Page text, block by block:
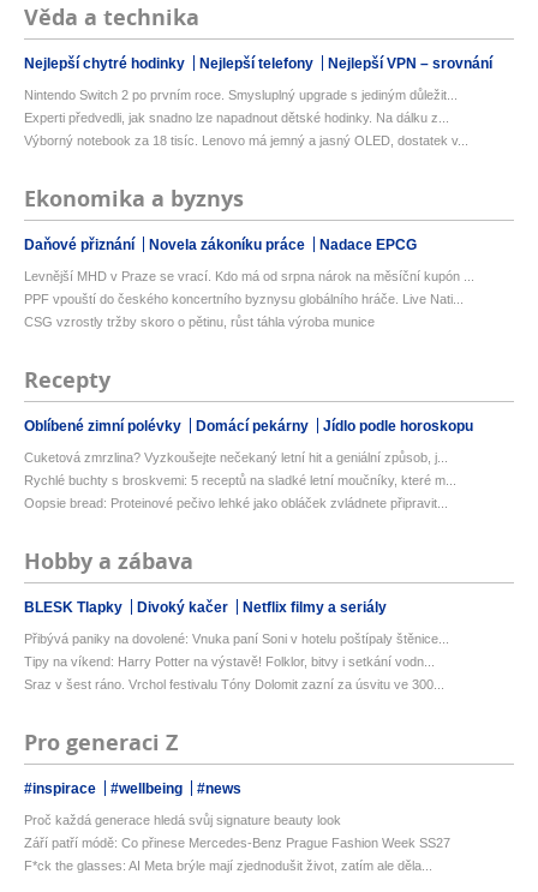
Věda a technika
Nejlepší chytré hodinky Nejlepší telefony Nejlepší VPN – srovnání
Nintendo Switch 2 po prvním roce. Smysluplný upgrade s jediným důležit...
Experti předvedli, jak snadno lze napadnout dětské hodinky. Na dálku z...
Výborný notebook za 18 tisíc. Lenovo má jemný a jasný OLED, dostatek v...
Ekonomika a byznys
Daňové přiznání Novela zákoníku práce Nadace EPCG
Levnější MHD v Praze se vrací. Kdo má od srpna nárok na měsíční kupón ...
PPF vpouští do českého koncertního byznysu globálního hráče. Live Nati...
CSG vzrostly tržby skoro o pětinu, růst táhla výroba munice
Recepty
Oblíbené zimní polévky Domácí pekárny Jídlo podle horoskopu
Cuketová zmrzlina? Vyzkoušejte nečekaný letní hit a geniální způsob, j...
Rychlé buchty s broskvemi: 5 receptů na sladké letní moučníky, které m...
Oopsie bread: Proteinové pečivo lehké jako obláček zvládnete připravit...
Hobby a zábava
BLESK Tlapky Divoký kačer Netflix filmy a seriály
Přibývá paniky na dovolené: Vnuka paní Soni v hotelu poštípaly štěnice...
Tipy na víkend: Harry Potter na výstavě! Folklor, bitvy i setkání vodn...
Sraz v šest ráno. Vrchol festivalu Tóny Dolomit zazní za úsvitu ve 300...
Pro generaci Z
#inspirace #wellbeing #news
Proč každá generace hledá svůj signature beauty look
Září patří módě: Co přinese Mercedes-Benz Prague Fashion Week SS27
F*ck the glasses: AI Meta brýle mají zjednodušit život, zatím ale děla...